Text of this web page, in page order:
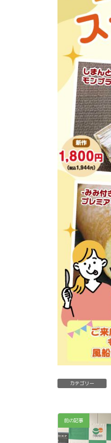
カテゴリー
前の記事